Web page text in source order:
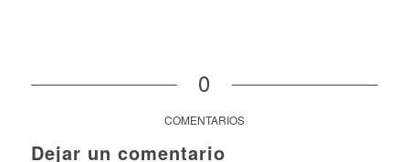
0
COMENTARIOS
Dejar un comentario